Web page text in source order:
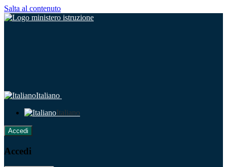
Salta al contenuto
Italiano
Italiano
Accedi
Accedi